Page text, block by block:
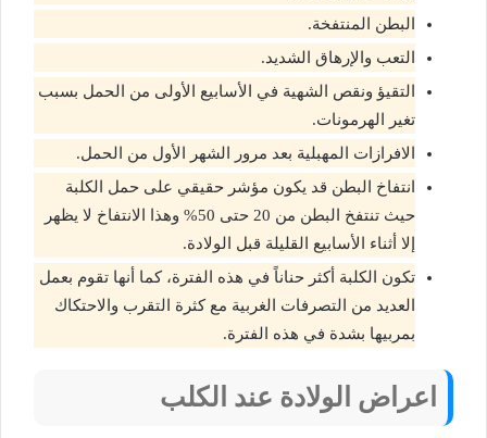
البطن المنتفخة.
التعب والإرهاق الشديد.
التقيؤ ونقص الشهية في الأسابيع الأولى من الحمل بسبب
تغير الهرمونات.
الافرازات المهبلية بعد مرور الشهر الأول من الحمل.
انتفاخ البطن قد يكون مؤشر حقيقي على حمل الكلبة
حيث تنتفخ البطن من 20 حتى 50% وهذا الانتفاخ لا يظهر
إلا أثناء الأسابيع القليلة قبل الولادة.
تكون الكلبة أكثر حناناً في هذه الفترة، كما أنها تقوم بعمل
العديد من التصرفات الغربية مع كثرة التقرب والاحتكاك
بمربيها بشدة في هذه الفترة.
اعراض الولادة عند الكلب